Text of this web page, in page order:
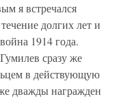
я встречался
долгих лет и
1914 года.
сразу же
в действующую
дважды награжден